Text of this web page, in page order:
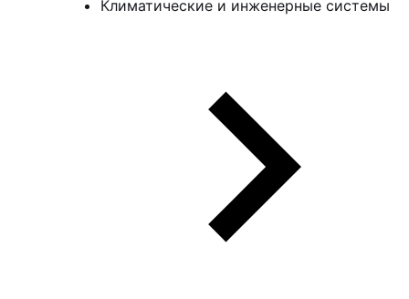
Климатические и инженерные системы